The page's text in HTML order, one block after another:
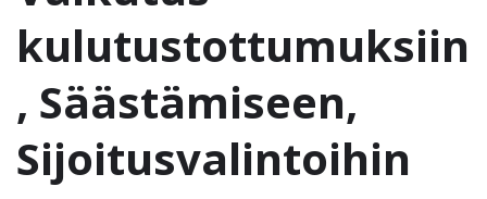
kulutustottumuksiin
, Säästämiseen,
Sijoitusvalintoihin